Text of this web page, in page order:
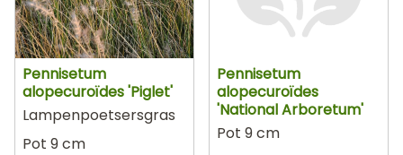
Pennisetum
alopecuroïdes 'Piglet'
Lampenpoetsersgras
Pot 9 cm
Pennisetum
alopecuroïdes
'National Arboretum'
Pot 9 cm